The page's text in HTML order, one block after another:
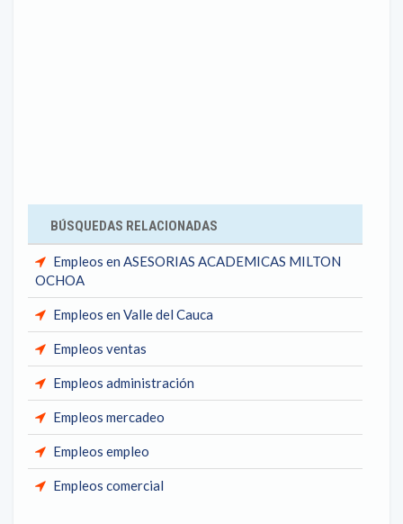
BÚSQUEDAS RELACIONADAS
Empleos en ASESORIAS ACADEMICAS MILTON
OCHOA
Empleos en Valle del Cauca
Empleos ventas
Empleos administración
Empleos mercadeo
Empleos empleo
Empleos comercial